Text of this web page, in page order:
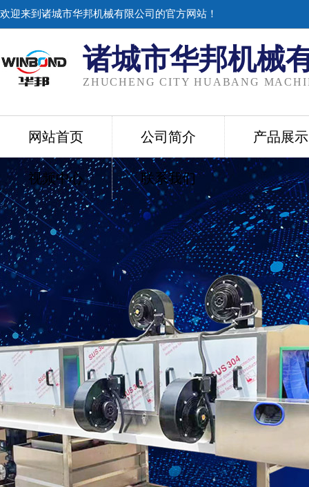
欢迎来到诸城市华邦机械有限公司的官方网站！
诸城市华邦机械
ZHUCHENG CITY HUABANG
网站首页 公司简介 产品展示
视频中心 联系我们